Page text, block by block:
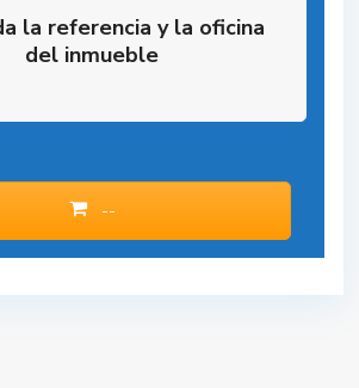
la referencia y la oficina
del inmueble
--